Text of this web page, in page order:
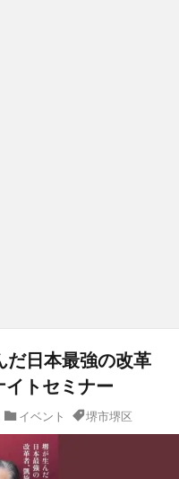
だ日本最強の改革
トセミナー
イベント 堺市堺区